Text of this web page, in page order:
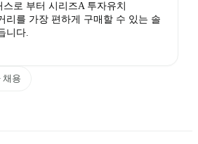
스로 부터 시리즈A 투자유치
리를 가장 편하게 구매할 수 있는 솔
니다.
채용